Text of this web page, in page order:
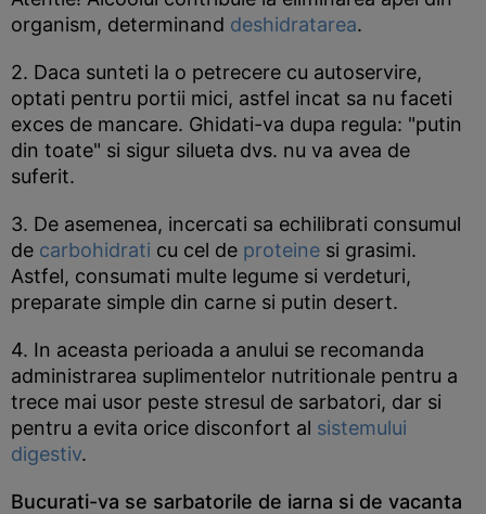
organism, determinand deshidratarea.
2. Daca sunteti la o petrecere cu autoservire,
optati pentru portii mici, astfel incat sa nu faceti
exces de mancare. Ghidati-va dupa regula: "putin
din toate" si sigur silueta dvs. nu va avea de
suferit.
3. De asemenea, incercati sa echilibrati consumul
de carbohidrati cu cel de proteine si grasimi.
Astfel, consumati multe legume si verdeturi,
preparate simple din carne si putin desert.
4. In aceasta perioada a anului se recomanda
administrarea suplimentelor nutritionale pentru a
trece mai usor peste stresul de sarbatori, dar si
pentru a evita orice disconfort al sistemului
digestiv.
Bucurati-va se sarbatorile de iarna si de vacanta